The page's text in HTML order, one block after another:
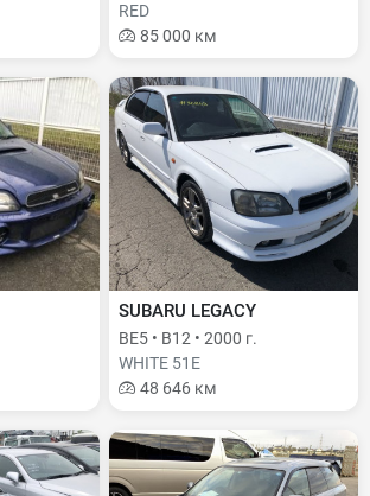
RED
85 000 км
SUBARU LEGACY
BE5 • B12 • 2000 г.
WHITE 51E
48 646 км